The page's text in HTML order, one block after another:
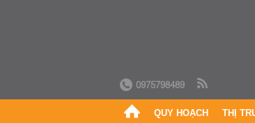
0975798489
QUY HOẠCH THỊ